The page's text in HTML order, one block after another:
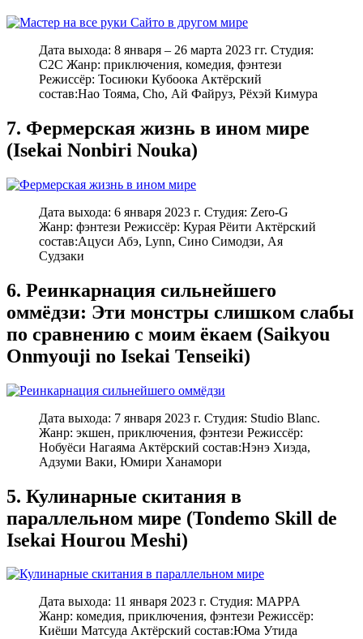
Дата выхода: 8 января – 26 марта 2023 гг. Студия:
C2C Жанр: приключения, комедия, фэнтези
Режиссёр: Тосиюки Кубоока Актёрский
состав:Нао Тояма, Cho, Ай Файруз, Рёхэй Кимура
7. Фермерская жизнь в ином мире
(Isekai Nonbiri Nouka)
Дата выхода: 6 января 2023 г. Студия: Zero-G
Жанр: фэнтези Режиссёр: Курая Рёити Актёрский
состав:Ацуси Абэ, Lynn, Сино Симодзи, Ая
Судзаки
6. Реинкарнация сильнейшего
оммёдзи: Эти монстры слишком слабы
по сравнению с моим ёкаем (Saikyou
Onmyouji no Isekai Tenseiki)
Дата выхода: 7 января 2023 г. Студия: Studio Blanc.
Жанр: экшен, приключения, фэнтези Режиссёр:
Нобуёси Нагаяма Актёрский состав:Нэнэ Хиэда,
Адзуми Ваки, Юмири Ханамори
5. Кулинарные скитания в
параллельном мире (Tondemo Skill de
Isekai Hourou Meshi)
Дата выхода: 11 января 2023 г. Студия: MAPPA
Жанр: комедия, приключения, фэнтези Режиссёр:
Киёши Матсуда Актёрский состав:Юма Утида